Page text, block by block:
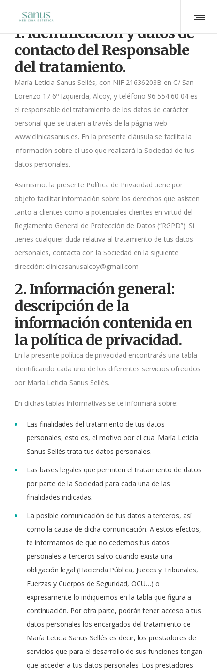
1. Identificación y datos de
contacto del Responsable
del tratamiento.
María Leticia Sanus Sellés, con NIF 21636203B en C/ San
Lorenzo 17 6º Izquierda, Alcoy, y teléfono 96 554 60 04 es
el responsable del tratamiento de los datos de carácter
personal que se traten a través de la página web
www.clinicasanus.es. En la presente cláusula se facilita la
información sobre el uso que realizará la Sociedad de tus
datos personales.
Asimismo, la presente Política de Privacidad tiene por
objeto facilitar información sobre los derechos que asisten
tanto a clientes como a potenciales clientes en virtud del
Reglamento General de Protección de Datos (“RGPD”). Si
tienes cualquier duda relativa al tratamiento de tus datos
personales, contacta con la Sociedad en la siguiente
dirección: clinicasanusalcoy@gmail.com.
2. Información general:
descripción de la
información contenida en
la política de privacidad.
En la presente política de privacidad encontrarás una tabla
identificando cada uno de los diferentes servicios ofrecidos
por María Leticia Sanus Sellés.
En dichas tablas informativas se te informará sobre:
Las finalidades del tratamiento de tus datos
personales, esto es, el motivo por el cual María Leticia
Sanus Sellés trata tus datos personales.
Las bases legales que permiten el tratamiento de datos
por parte de la Sociedad para cada una de las
finalidades indicadas.
La posible comunicación de tus datos a terceros, así
como la causa de dicha comunicación. A estos efectos,
te informamos de que no cedemos tus datos
personales a terceros salvo cuando exista una
obligación legal (Hacienda Pública, Jueces y Tribunales,
Fuerzas y Cuerpos de Seguridad, OCU…) o
expresamente lo indiquemos en la tabla que figura a
continuación. Por otra parte, podrán tener acceso a tus
datos personales los encargados del tratamiento de
María Leticia Sanus Sellés es decir, los prestadores de
servicios que para el desarrollo de sus funciones tengan
que acceder a tus datos personales. Los prestadores